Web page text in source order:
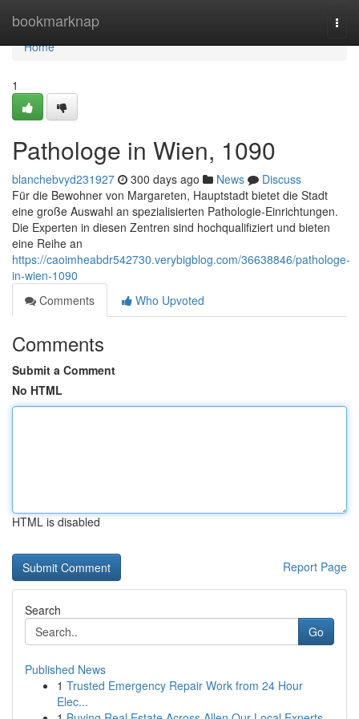
bookmarknap
Home
Home
1
Pathologe in Wien, 1090
blanchebvyd231927 300 days ago News
Discuss
Für die Bewohner von Margareten, Hauptstadt bietet die Stadt
eine große Auswahl an spezialisierten Pathologie-Einrichtungen.
Die Experten in diesen Zentren sind hochqualifiziert und bieten
eine Reihe an
https://caoimheabdr542730.verybigblog.com/36638846/pathologe-
in-wien-1090
Comments
Who Upvoted
Comments
Submit a Comment
No HTML
HTML is disabled
Report Page
Search
Go
Published News
1 Trusted Emergency Repair Work from 24 Hour
Elec...